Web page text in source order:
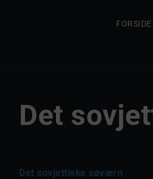
FORSIDE
Det
Det sovjettiske søværn